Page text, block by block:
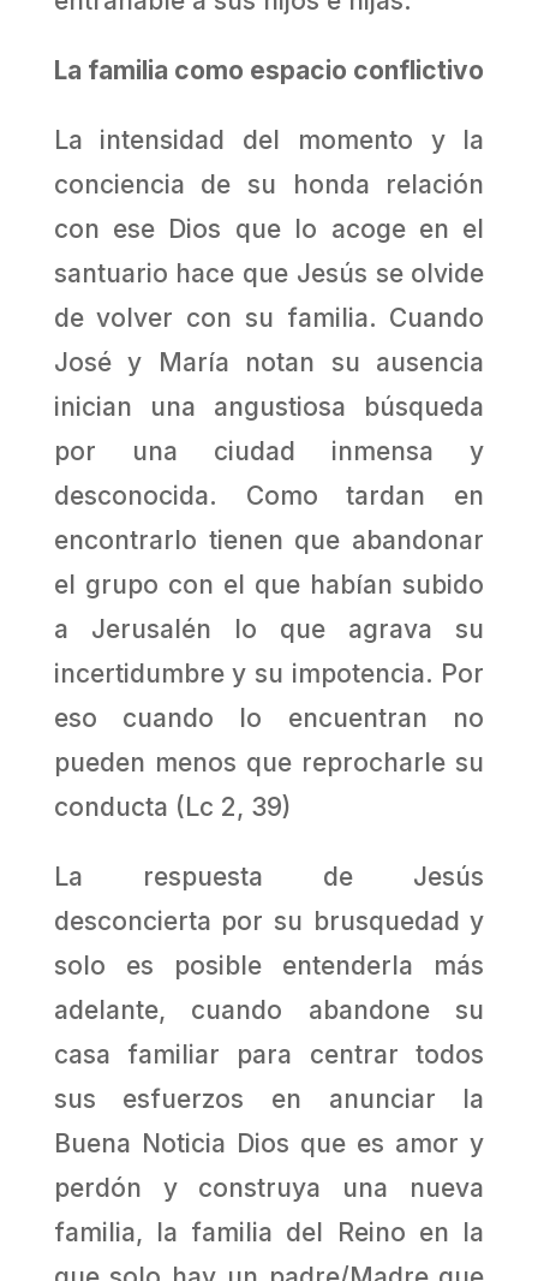
La familia como espacio conflictivo
La intensidad del momento y la
conciencia de su honda relación
con ese Dios que lo acoge en el
santuario hace que Jesús se olvide
de volver con su familia. Cuando
José y María notan su ausencia
inician una angustiosa búsqueda
por una ciudad inmensa y
desconocida. Como tardan en
encontrarlo tienen que abandonar
el grupo con el que habían subido
a Jerusalén lo que agrava su
incertidumbre y su impotencia. Por
eso cuando lo encuentran no
pueden menos que reprocharle su
conducta (Lc 2, 39)
La respuesta de Jesús
desconcierta por su brusquedad y
solo es posible entenderla más
adelante, cuando abandone su
casa familiar para centrar todos
sus esfuerzos en anunciar la
Buena Noticia Dios que es amor y
perdón y construya una nueva
familia, la familia del Reino en la